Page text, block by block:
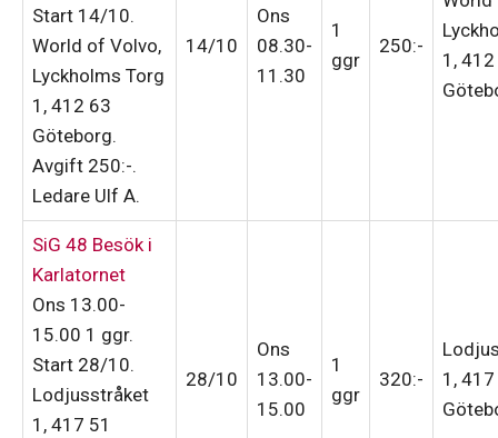
Start 14/10.
World of Volvo,
Lyckholms Torg
1, 412 63
Göteborg.
Avgift 250:-.
Ledare Ulf A.
14/10
Ons
08.30-
11.30
1
ggr
250:-
1,
SiG 48 Besök i
Karlatornet
Ons 13.00-
15.00 1 ggr.
Start 28/10.
Lodjusstråket
1, 417 51
28/10
Ons
13.00-
15.00
1
ggr
320:-
1,